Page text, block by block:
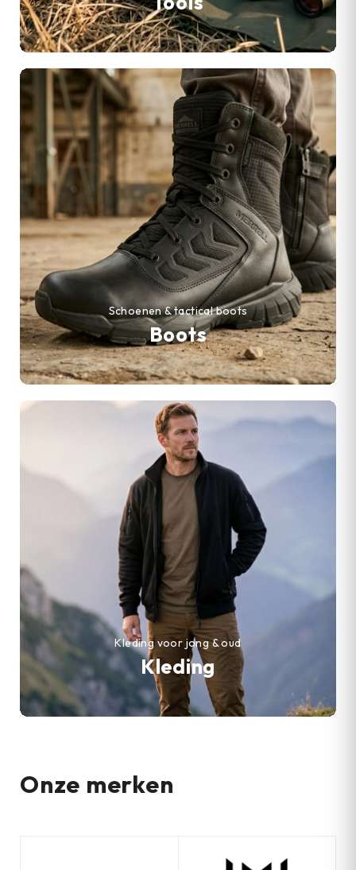
Boots
Schoenen & tactical boots
Kleding
Kleding voor jong & oud
Onze merken